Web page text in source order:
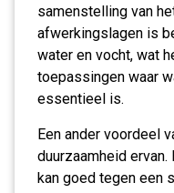
samenstelling van
afwerkingslagen is
water en vocht, wat
toepassingen waar
essentieel is.
Een ander voordeel
duurzaamheid
kan goed tegen een